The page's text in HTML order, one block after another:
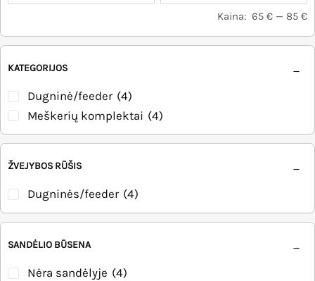
Kaina: 65 € — 85 €
KATEGORIJOS
Dugninė/feeder (4)
Meškerių komplektai (4)
ŽVEJYBOS RŪŠIS
Dugninės/feeder (4)
SANDĖLIO BŪSENA
Nėra sandėlyje (4)